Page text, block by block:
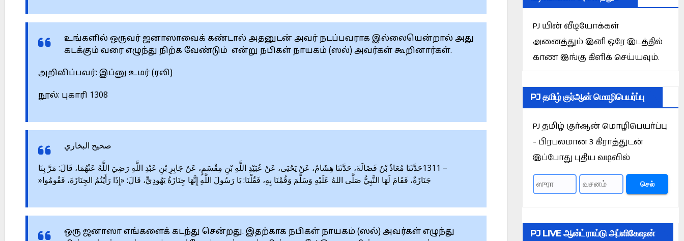
உங்களில் ஒருவர் ஜனாஸாவைக் கண்டால் அதனுடன் அவர் ‎நடப்பவராக இல்லையென்றால் அது
கடக்கும் வரை எழுந்து ‎நிற்க வேண்டும் என்று நபிகள் நாயகம் (ஸல்) அவர்கள் ‎கூறினார்கள்.‎
அறிவிப்பவர்: இப்னு உமர் (ரலி)‎
நூல்: புகாரி 1308‎
صحيح البخاري
‎1311 – ‎حَدَّثَنَا مُعَاذُ بْنُ فَضَالَةَ، حَدَّثَنَا هِشَامٌ، عَنْ يَحْيَى، عَنْ عُبَيْدِ اللَّهِ بْنِ مِقْسَمٍ، عَنْ جَابِرِ بْنِ عَبْدِ اللَّهِ رَضِيَ اللَّهُ ‏عَنْهُمَا، قَالَ: مَرَّ بِنَا
جَنَازَةٌ، فَقَامَ لَهَا النَّبِيُّ صَلَّى اللهُ عَلَيْهِ وَسَلَّمَ وَقُمْنَا بِهِ، فَقُلْنَا: يَا رَسُولَ اللَّهِ إِنَّهَا جِنَازَةُ يَهُودِيٍّ، قَالَ: ‏‏«إِذَا رَأَيْتُمُ الجِنَازَةَ، فَقُومُوا‎»‎
ஒரு ஜனாஸா எங்களைக் கடந்து சென்றது. இதற்காக நபிகள் ‎நாயகம் (ஸல்) அவர்கள் எழுந்து
PJ யின் வீடியோக்கள்
அனைத்தும் இனி ஒரே இடத்தில்
காண இங்கு கிளிக் செய்யவும்.
PJ தமிழ் குர்ஆன் மொழிபெயர்ப்பு
PJ தமிழ் குர்ஆன் மொழிபெயர்ப்பு
- பிரபலமான 3 கிராத்துடன்
இப்போது புதிய வடிவில்
செல்
PJ LIVE ஆன்ட்ராய்டு அப்ளிகேஷன்